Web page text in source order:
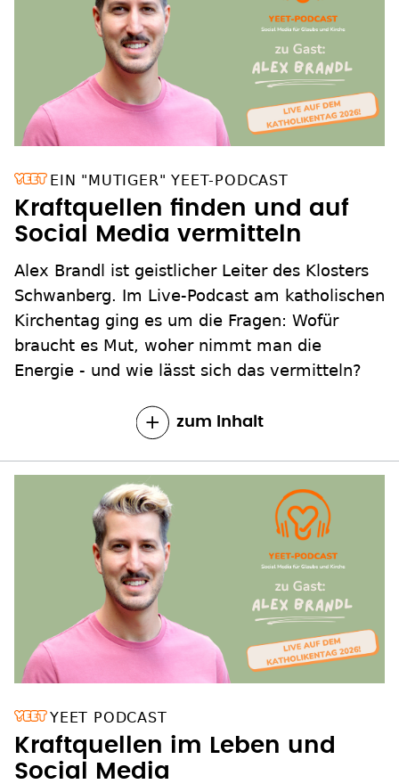
EIN "MUTIGER" YEET-PODCAST
Kraftquellen finden und auf
Social Media vermitteln
Alex Brandl ist geistlicher Leiter des Klosters
Schwanberg. Im Live-Podcast am katholischen
Kirchentag ging es um die Fragen: Wofür
braucht es Mut, woher nimmt man die
Energie - und wie lässt sich das vermitteln?
zum Inhalt
YEET PODCAST
Kraftquellen im Leben und
Social Media